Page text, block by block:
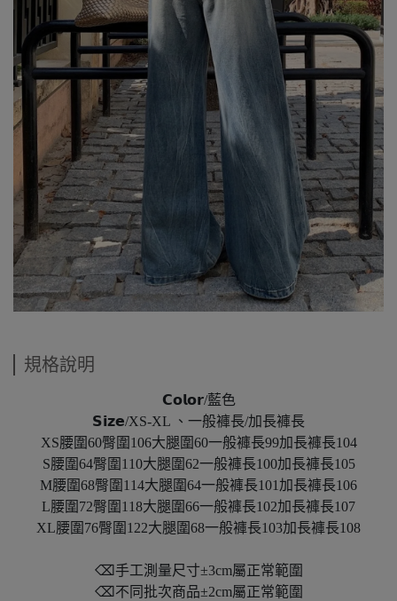
規格說明
𝗖𝗼𝗹𝗼𝗿/藍色
𝗦𝗶𝘇𝗲/XS-XL 、一般褲長/加長褲長
XS腰圍60臀圍106大腿圍60一般褲長99加長褲長104
S腰圍64臀圍110大腿圍62一般褲長100加長褲長105
M腰圍68臀圍114大腿圍64一般褲長101加長褲長106
L腰圍72臀圍118大腿圍66一般褲長102加長褲長107
XL腰圍76臀圍122大腿圍68一般褲長103加長褲長108
⌫手工測量尺寸±3cm屬正常範圍
⌫不同批次商品±2cm屬正常範圍